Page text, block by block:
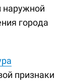
наружной
города
признаки